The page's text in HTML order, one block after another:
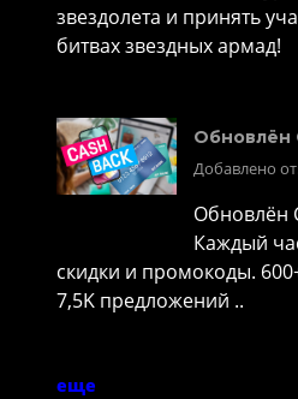
звездолета и принять
битвах звездных армад!
Обновлён
Добавлено
Обновлён
Каждый
скидки и промокоды.
7,5K предложений ..
еще